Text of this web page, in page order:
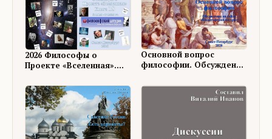
2026 Философы о
Проекте «Вселенная».
Основной вопрос
философии. Обсуждение